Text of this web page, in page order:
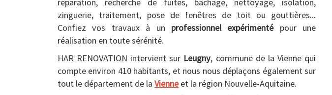
zinguerie, traitement, pose de fenêtres de toit ou gouttières...
Confiez vos travaux à un professionnel expérimentépour une
réalisation en toute sérénité.
HAR RENOVATION intervient sur Leugny, commune de la Vienne qui
compte environ 410 habitants, et nous nous déplaçons également sur
tout le département de la Vienneet la région Nouvelle-Aquitaine.